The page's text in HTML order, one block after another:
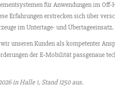
für Anwendungen im
Erfahrungen erstrecken sich über
im Untertage- und Übertageeinsatz.
unseren Kunden als kompetenter
der E‑Mobilität passgenaue
in Halle 1, Stand 1250 aus.